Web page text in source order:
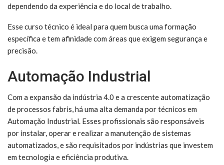
dependendo da experiência e do local de trabalho.
Esse curso técnico é ideal para quem busca uma formação
específica e tem afinidade com áreas que exigem segurança e
precisão.
Automação Industrial
Com a expansão da indústria 4.0 e a crescente automatização
de processos fabris, há uma alta demanda por técnicos em
Automação Industrial. Esses profissionais são responsáveis
por instalar, operar e realizar a manutenção de sistemas
automatizados, e são requisitados por indústrias que investem
em tecnologia e eficiência produtiva.